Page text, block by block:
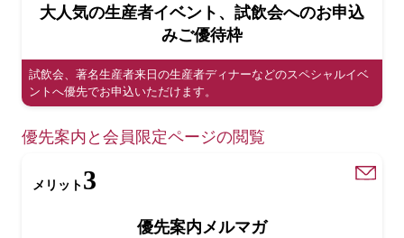
大人気の生産者イベント、試飲会へのお申込
みご優待枠
試飲会、著名生産者来日の生産者ディナーなどのスペシャルイベ
ントへ優先でお申込いただけます。
優先案内と会員限定ページの閲覧
メリット3
優先案内メルマガ